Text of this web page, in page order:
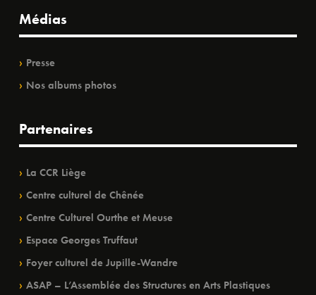
Médias
Presse
Nos albums photos
Partenaires
La CCR Liège
Centre culturel de Chênée
Centre Culturel Ourthe et Meuse
Espace Georges Truffaut
Foyer culturel de Jupille-Wandre
ASAP – L’Assemblée des Structures en Arts Plastiques